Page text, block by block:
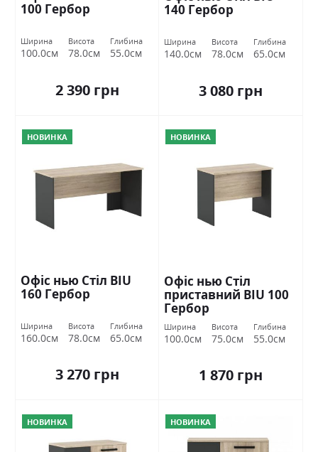
100 Гербор
Ширина
100.0см
Висота
78.0см
Глибина
55.0см
2 390 грн
140 Гербор
Ширина
140.0см
Висота
78.0см
Глибина
65.0см
3 080 грн
НОВИНКА
Офіс нью Стіл BIU
160 Гербор
Ширина
160.0см
Висота
78.0см
Глибина
65.0см
3 270 грн
НОВИНКА
Офіс нью Стіл
приставний BIU 100
Гербор
Ширина
100.0см
Висота
75.0см
Глибина
55.0см
1 870 грн
НОВИНКА НОВИНКА